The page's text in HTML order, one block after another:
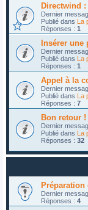
Directwind
Dernier
Publié dans La
Réponses : 1
Insérer une
Dernier
Publié dans La
Réponses : 1
Appel à la
Dernier
Publié dans La
Réponses : 7
Bon retour !
Dernier
Publié dans La
Réponses : 32
Dernier
Réponses : 4